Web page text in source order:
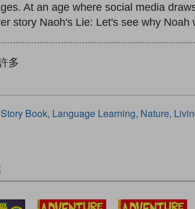
At an age where social media
story Naoh's Lie: Let's see why
多
Story Book, Language Learning, Nature,